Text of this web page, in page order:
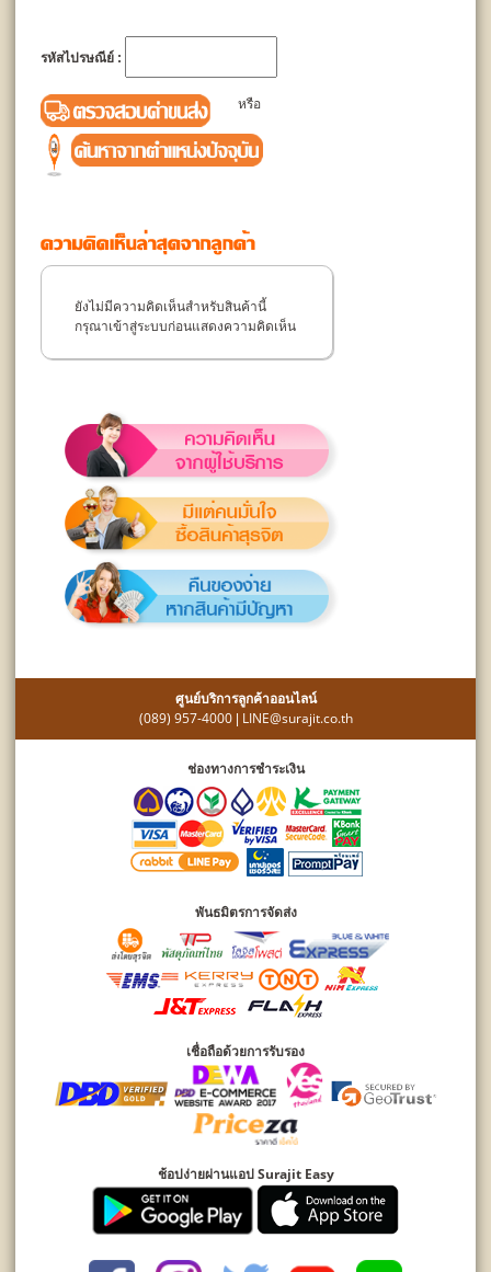
รหัสไปรษณีย์ :
หรือ
ยังไม่มีความคิดเห็นสำหรับสินค้านี้
กรุณาเข้าสู่ระบบก่อนแสดงความคิดเห็น
ศูนย์บริการลูกค้าออนไลน์
(089) 957-4000| LINE@surajit.co.th
ช่องทางการชำระเงิน
พันธมิตรการจัดส่ง
เชื่อถือด้วยการรับรอง
ช้อปง่ายผ่านแอป Surajit Easy